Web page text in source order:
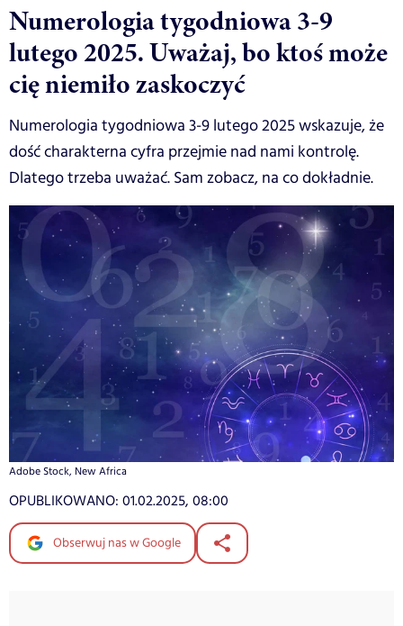
Numerologia tygodniowa 3-9
lutego 2025. Uważaj, bo ktoś może
cię niemiło zaskoczyć
Numerologia tygodniowa 3-9 lutego 2025 wskazuje, że
dość charakterna cyfra przejmie nad nami kontrolę.
Dlatego trzeba uważać. Sam zobacz, na co dokładnie.
Adobe Stock, New Africa
OPUBLIKOWANO: 01.02.2025, 08:00
Obserwuj nas w Google